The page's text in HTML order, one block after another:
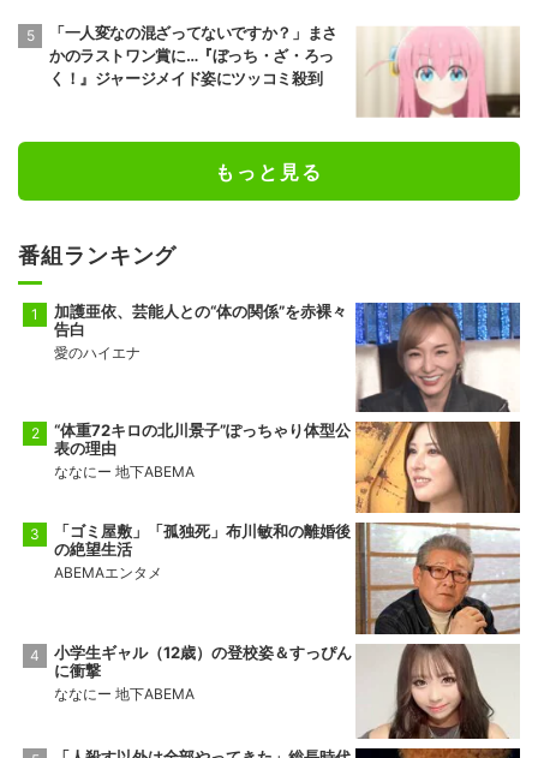
「一人変なの混ざってないですか？」まさ
かのラストワン賞に…『ぼっち・ざ・ろっ
く！』ジャージメイド姿にツッコミ殺到
もっと見る
番組ランキング
加護亜依、芸能人との“体の関係”を赤裸々
告白
愛のハイエナ
“体重72キロの北川景子”ぽっちゃり体型公
表の理由
ななにー 地下ABEMA
「ゴミ屋敷」「孤独死」布川敏和の離婚後
の絶望生活
ABEMAエンタメ
小学生ギャル（12歳）の登校姿＆すっぴん
に衝撃
ななにー 地下ABEMA